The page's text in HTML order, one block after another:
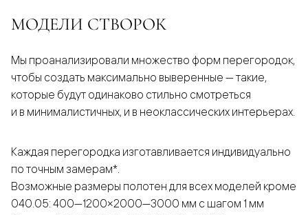
МОДЕЛИ СТВОРОК
Мы проанализировали множество форм перегородок,
чтобы создать максимально выверенные — такие,
которые будут одинаково стильно смотреться
и в минималистичных, и в неоклассических интерьерах.
Каждая перегородка изготавливается индивидуально
по точным замерам*.
Возможные размеры полотен для всех моделей кроме
040.05: 400—1200×2000—3000 мм с шагом 1 мм